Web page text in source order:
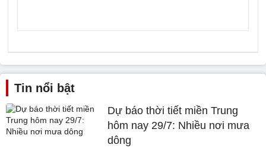
Tin nổi bật
Dự báo thời tiết miền Trung
hôm nay 29/7: Nhiều nơi mưa
dông